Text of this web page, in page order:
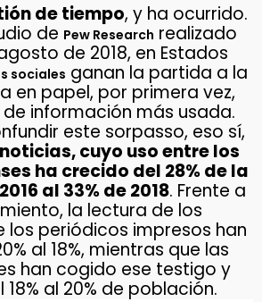
de tiempo, y ha ocurrido.
de Pew Research realizado
de 2018, en Estados
sociales ganan la partida a la
en papel, por primera vez,
información más usada.
este sorpasso, eso sí,
cuyo uso entre los
ha crecido del 28% de la
al 33% de 2018. Frente a
la lectura de los
los periódicos impresos han
al 18%, mientras que las
han cogido ese testigo y
al 20% de población.